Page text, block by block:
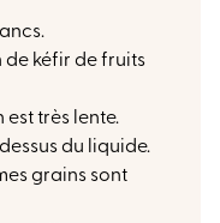
de kéfir de fruits
très lente.
du liquide.
grains sont